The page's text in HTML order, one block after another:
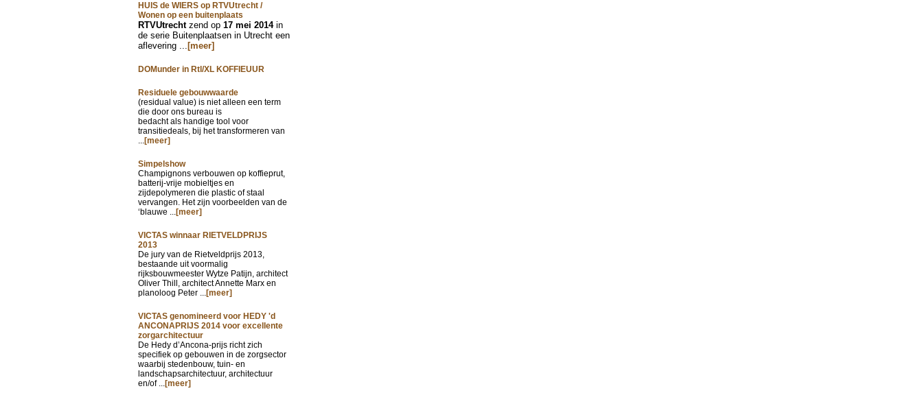
HUIS de WIERS op RTVUtrecht /
Wonen op een buitenplaats
RTVUtrechtzend op 17 mei 2014 in
de serie Buitenplaatsen in Utrecht een
aflevering ... [meer]
DOMunder in Rtl/XL KOFFIEUUR
Residuele gebouwwaarde
(residual value) is niet alleen een term
die door ons bureau is
bedacht als handige tool voor
transitiedeals, bij het transformeren van
...[meer]
Simpelshow
Champignons verbouwen op koffieprut,
batterij-vrije mobieltjes en
zijdepolymeren die plastic of staal
vervangen. Het zijn voorbeelden van de
‘blauwe ...[meer]
VICTAS winnaar RIETVELDPRIJS
2013
De jury van de Rietveldprijs 2013,
bestaande uit voormalig
rijksbouwmeester Wytze Patijn, architect
Oliver Thill, architect Annette Marx en
planoloog Peter ...[meer]
VICTAS genomineerd voor HEDY 'd
ANCONAPRIJS 2014 voor excellente
zorgarchitectuur
De Hedy d’Ancona-prijs richt zich
specifiek op gebouwen in de zorgsector
waarbij stedenbouw, tuin- en
landschapsarchitectuur, architectuur
en/of ...[meer]